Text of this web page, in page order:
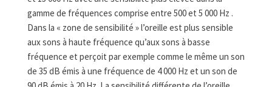
gamme de fréquences comprise entre 500 et 5 000 Hz .
Dans la « zone de sensibilité » l’oreille est plus sensible
aux sons à haute fréquence qu’aux sons à basse
fréquence et perçoit par exemple comme le même un son
de 35 dB émis à une fréquence de 4 000 Hz et un son de